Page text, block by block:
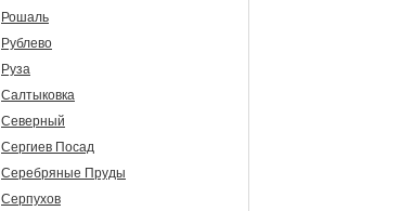
Рошаль
Рублево
Руза
Салтыковка
Северный
Сергиев Посад
Серебряные Пруды
Серпухов